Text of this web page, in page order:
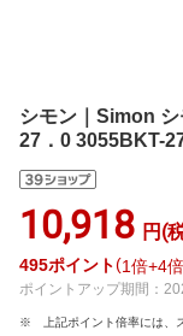
シモン｜Simon
27．0 3055BKT-
10,918 円(
495ポイント 1倍 4
ポイントアップ期間：
上記ポイント倍率には、